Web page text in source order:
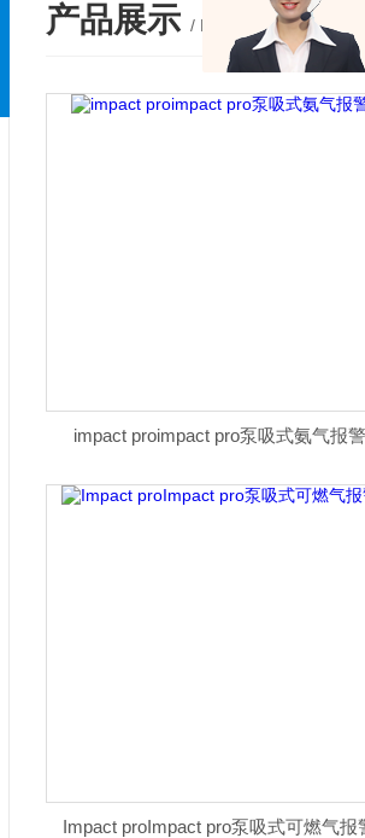
产品展示 / PRODUCTS
impact proimpact pro泵吸式氨气报
Impact proImpact pro泵吸式可燃气报